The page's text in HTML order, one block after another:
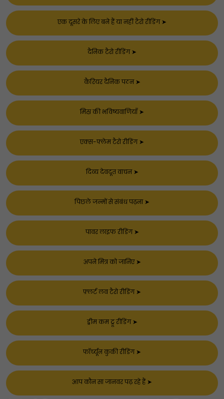
एक दूसरे के लिए बने हैं या नहीं टैरो रीडिंग➤
दैनिक टैरो रीडिंग➤
कैरियर दैनिक पठन➤
मिस्र की भविष्यवाणियाँ➤
एक्स-फ्लेम टैरो रीडिंग➤
दिव्य देवदूत वाचन➤
पिछले जन्मों से संबंध पढ़ना➤
पावर लाइफ रीडिंग➤
अपने मित्र को जानिए➤
फ़्लर्ट लव टैरो रीडिंग➤
ड्रीम कम ट्रू रीडिंग➤
फॉर्च्यून कुकी रीडिंग➤
आप कौन सा जानवर पढ़ रहे हैं➤